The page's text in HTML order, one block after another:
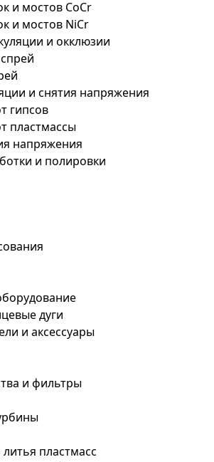
и мостов CoCr
и мостов NiCr
и окклюзии
и снятия напряжения
гипсов
пластмассы
напряжения
и полировки
дуги
и аксессуары
и фильтры
пластмасс